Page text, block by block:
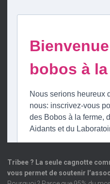
Tribee ? La seule cagnotte
vous permet de soutenir